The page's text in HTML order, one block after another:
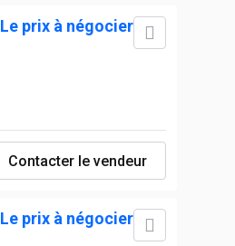
Le prix à négocier
Contacter le vendeur
Le prix à négocier